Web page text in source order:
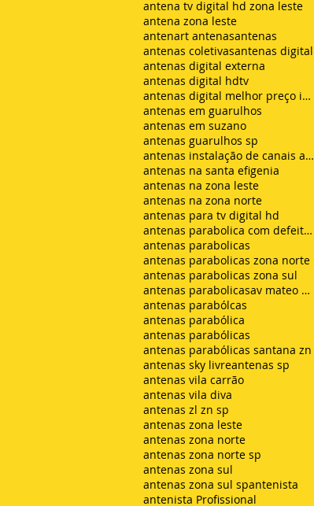
antena tv digital hd zona leste
antena zona leste
antenart antenasantenas
antenas coletivasantenas digital
antenas digital externa
antenas digital hdtv
antenas digital melhor preço instalada
antenas em guarulhos
antenas em suzano
antenas guarulhos sp
antenas instalação de canais abertos de tv net zon
antenas na santa efigenia
antenas na zona leste
antenas na zona norte
antenas para tv digital hd
antenas parabolica com defeito sem sinal chuvisco
antenas parabolicas
antenas parabolicas zona norte
antenas parabolicas zona sul
antenas parabolicasav mateo bei são mateus
antenas parabólcas
antenas parabólica
antenas parabólicas
antenas parabólicas santana zn
antenas sky livreantenas sp
antenas vila carrão
antenas vila diva
antenas zl zn sp
antenas zona leste
antenas zona norte
antenas zona norte sp
antenas zona sul
antenas zona sul spantenista
antenista Profissional